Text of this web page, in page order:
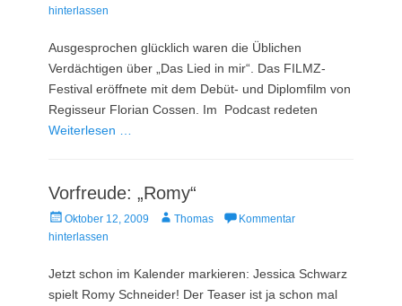
am
hinterlassen
Ausgesprochen glücklich waren die Üblichen
Verdächtigen über „Das Lied in mir“. Das FILMZ-
Festival eröffnete mit dem Debüt- und Diplomfilm von
Regisseur Florian Cossen. Im Podcast redeten
Weiterlesen …
Vorfreude: „Romy“
Veröffentlicht
am
Oktober 12, 2009 AutorThomas
Kommentar
hinterlassen
Jetzt schon im Kalender markieren: Jessica Schwarz
spielt Romy Schneider! Der Teaser ist ja schon mal